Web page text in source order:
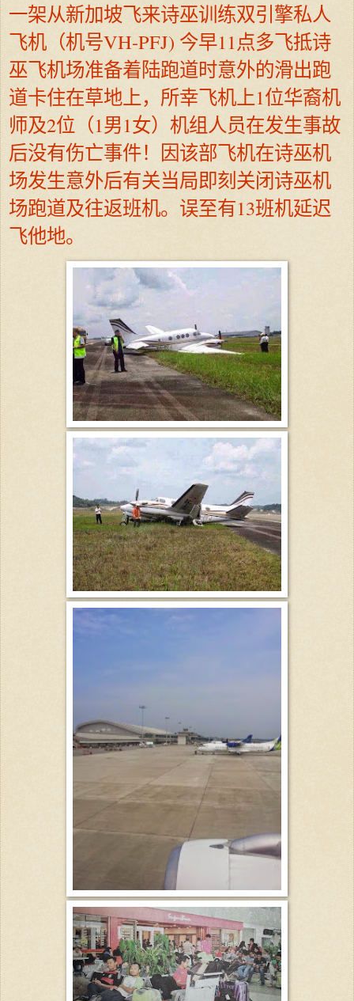
一架从新加坡飞来诗巫训练双引擎私人
飞机（机号VH-PFJ) 今早11点多飞抵诗
巫飞机场准备着陆跑道时意外的滑出跑
道卡住在草地上，所幸飞机上1位华裔机
师及2位（1男1女）机组人员在发生事故
后没有伤亡事件！因该部飞机在诗巫机
场发生意外后有关当局即刻关闭诗巫机
场跑道及往返班机。误至有13班机延迟
飞他地。